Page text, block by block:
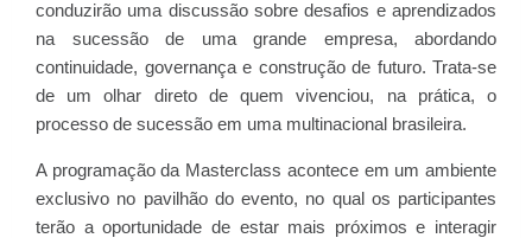
conduzirão uma discussão sobre desafios e aprendizados
na sucessão de uma grande empresa, abordando
continuidade, governança e construção de futuro. Trata-se
de um olhar direto de quem vivenciou, na prática, o
processo de sucessão em uma multinacional brasileira.
A programação da Masterclass acontece em um ambiente
exclusivo no pavilhão do evento, no qual os participantes
terão a oportunidade de estar mais próximos e interagir